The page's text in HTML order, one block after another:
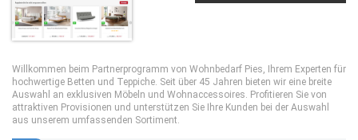
Willkommen beim Partnerprogramm von Wohnbedarf Pies, Ihrem Experten für
hochwertige Betten und Teppiche. Seit über 45 Jahren bieten wir eine breite
Auswahl an exklusiven Möbeln und Wohnaccessoires. Profitieren Sie von
attraktiven Provisionen und unterstützen Sie Ihre Kunden bei der Auswahl
aus unserem umfassenden Sortiment.